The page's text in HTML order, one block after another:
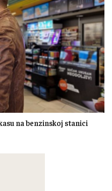
na benzinskoj stanici